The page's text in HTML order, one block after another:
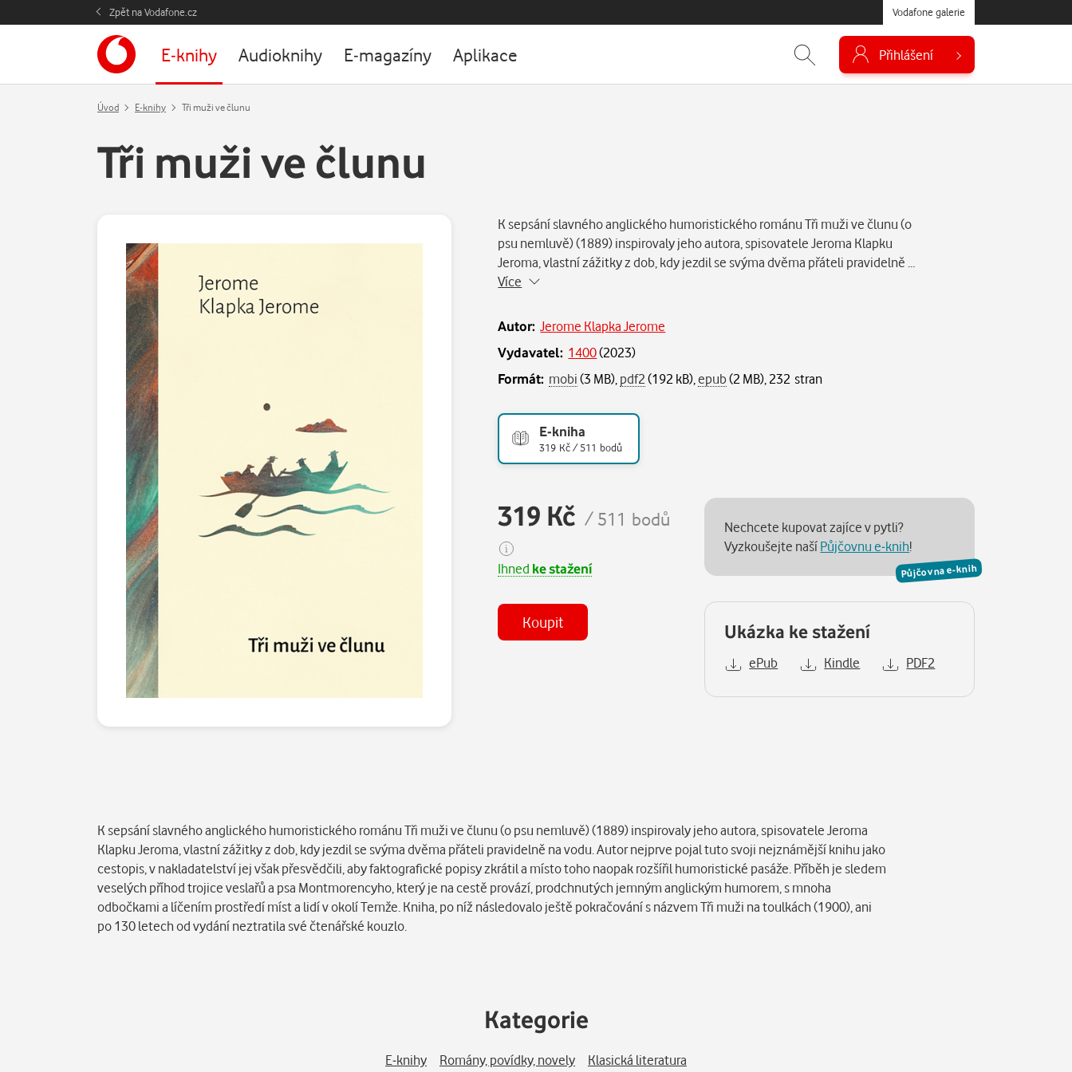
Zpět na Vodafone.cz Vodafone galerie
E-knihy Audioknihy E-magazíny Aplikace Přihlášení
Úvod E-knihy Tři muži ve člunu
Tři muži ve člunu
K sepsání slavného anglického humoristického románu Tři muži ve člunu (o
psu nemluvě) (1889) inspirovaly jeho autora, spisovatele Jeroma Klapku
Jeroma, vlastní zážitky z dob, kdy jezdil se svýma dvěma přáteli pravidelně …
Více
Autor: Jerome Klapka Jerome
Vydavatel: 1400(2023)
Formát: mobi(3 MB), pdf2(192 kB),epub(2 MB), 232 stran
E-kniha
319 Kč / 511 bodů
319 Kč / 511 bodů
Ihned ke stažení
Koupit
Půjčovna e-knih
Nechcete kupovat zajíce v pytli?
Vyzkoušejte našíPůjčovnu e-knih!
Ukázka ke stažení
ePub Kindle PDF2
K sepsání slavného anglického humoristického románu Tři muži ve člunu (o psu nemluvě) (1889) inspirovaly jeho autora, spisovatele Jeroma
Klapku Jeroma, vlastní zážitky z dob, kdy jezdil se svýma dvěma přáteli pravidelně na vodu. Autor nejprve pojal tuto svoji nejznámější knihu jako
cestopis, v nakladatelství jej však přesvědčili, aby faktografické popisy zkrátil a místo toho naopak rozšířil humoristické pasáže. Příběh je sledem
veselých příhod trojice veslařů a psa Montmorencyho, který je na cestě provází, prodchnutých jemným anglickým humorem, s mnoha
odbočkami a líčením prostředí míst a lidí v okolí Temže. Kniha, po níž následovalo ještě pokračování s názvem Tři muži na toulkách (1900), ani
po 130 letech od vydání neztratila své čtenářské kouzlo.
Kategorie
E-knihy Romány, povídky, novely Klasická literatura